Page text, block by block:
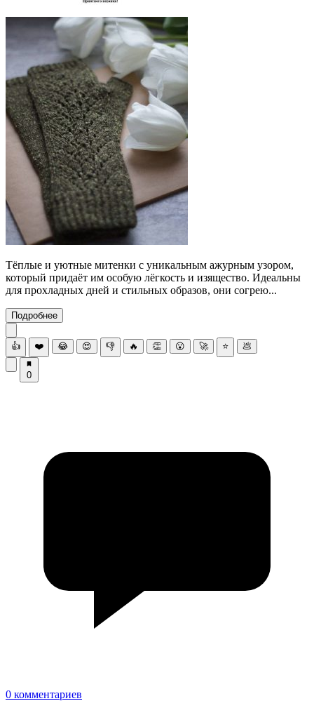
Тёплые и уютные митенки с уникальным ажурным узором,
который придаёт им особую лёгкость и изящество. Идеальны
для прохладных дней и стильных образов, они согрею...
Подробнее
👍 ❤️ 😂 😍 👎 🔥 👏 😮 🚀 ⭐ 💩
0
0 комментариев